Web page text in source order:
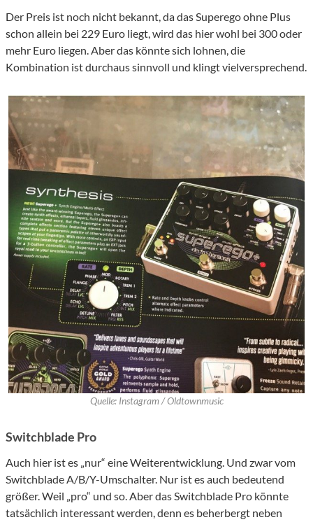
Der Preis ist noch nicht bekannt, da das Superego ohne Plus
schon allein bei 229 Euro liegt, wird das hier wohl bei 300 oder
mehr Euro liegen. Aber das könnte sich lohnen, die
Kombination ist durchaus sinnvoll und klingt vielversprechend.
Quelle: Instagram / Oldtownmusic
Switchblade Pro
Auch hier ist es „nur“ eine Weiterentwicklung. Und zwar vom
Switchblade A/B/Y-Umschalter. Nur ist es auch bedeutend
größer. Weil „pro“ und so. Aber das Switchblade Pro könnte
tatsächlich interessant werden, denn es beherbergt neben